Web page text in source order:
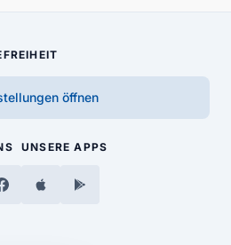
öffnen
UNSERE APPS